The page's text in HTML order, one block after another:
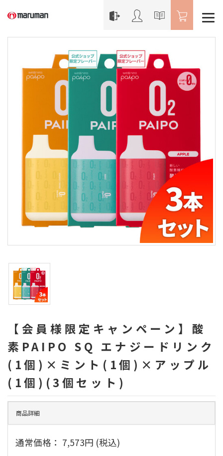
【会員様限定キャンペーン】酸
素PAIPO SQ エナジードリンク
(1個)×ミント(1個)×アップル
(1個)(3個セット)
商品詳細
通常価格： 7,573円 (税込)